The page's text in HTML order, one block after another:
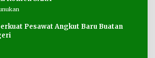
Pesawat Angkut Baru Buatan